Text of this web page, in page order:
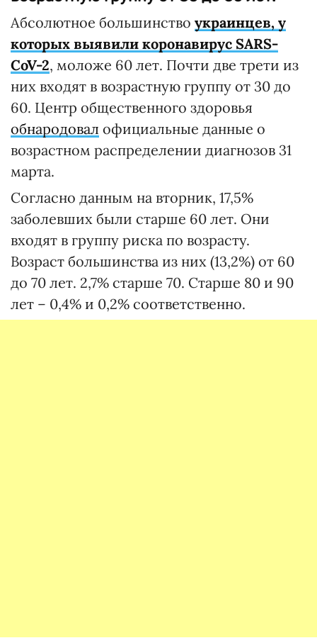
Абсолютное большинство украинцев, у
которых выявили коронавируc SARS-
CoV-2, моложе 60 лет. Почти две трети из
них входят в возрастную группу от 30 до
60. Центр общественного здоровья
обнародовал официальные данные о
возрастном распределении диагнозов 31
марта.
Согласно данным на вторник, 17,5%
заболевших были старше 60 лет. Они
входят в группу риска по возрасту.
Возраст большинства из них (13,2%) от 60
до 70 лет. 2,7% старше 70. Старше 80 и 90
лет – 0,4% и 0,2% соответственно.